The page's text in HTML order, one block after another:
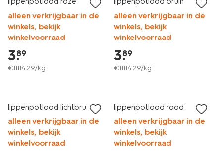
alleen verkrijgbaar in de
winkels, bekijk
winkelvoorraad
3.
89
€11114.29/kg
alleen verkrijgbaar in de
winkels, bekijk
winkelvoorraad
3.
89
€11114.29/kg
lippenpotlood lichtbruin
alleen verkrijgbaar in de
winkels, bekijk
winkelvoorraad
lippenpotlood rood
alleen verkrijgbaar in de
winkels, bekijk
winkelvoorraad